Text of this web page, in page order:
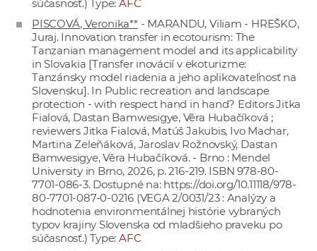
súčasnosť.) Type: AFC
PISCOVÁ, Veronika**- MARANDU, Viliam - HREŠKO,
Juraj. Innovation transfer in ecotourism: The
Tanzanian management model and its applicability
in Slovakia [Transfer inovácií v ekoturizme:
Tanzánsky model riadenia a jeho aplikovateľnosť na
Slovensku]. In Public recreation and landscape
protection - with respect hand in hand? Editors Jitka
Fialová, Dastan Bamwesigye, Věra Hubačíková ;
reviewers Jitka Fialová, Matúš Jakubis, Ivo Machar,
Martina Zeleňáková, Jaroslav Rožnovský, Dastan
Bamwesigye, Věra Hubačíková. - Brno : Mendel
University in Brno, 2026, p. 216-219. ISBN 978-80-
7701-086-3. Dostupné na: https://doi.org/10.11118/978-
80-7701-087-0-0216(VEGA 2/0031/23 : Analýzy a
hodnotenia environmentálnej histórie vybraných
typov krajiny Slovenska od mladšieho praveku po
súčasnosť.) Type: AFC